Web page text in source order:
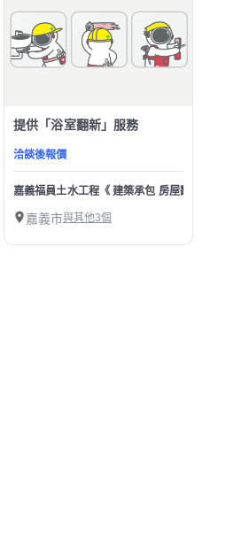
提供「浴室翻新」服務
洽談後報價
嘉義福員土水工程《 建築承包 房屋翻新，浴室改
嘉義市與其他3個